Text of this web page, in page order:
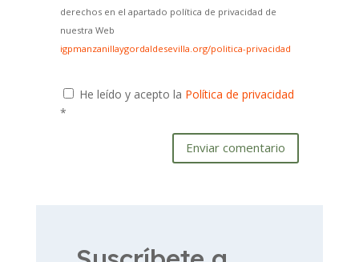
derechos en el apartado política de privacidad de
nuestra Web
igpmanzanillaygordaldesevilla.org/politica-privacidad
He leído y acepto la Política de privacidad
*
Enviar comentario